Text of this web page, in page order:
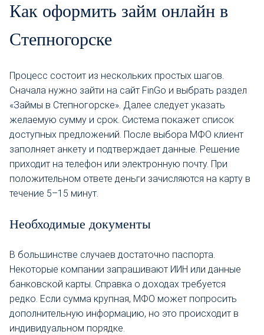
Как оформить займ онлайн в
Степногорске
Процесс состоит из нескольких простых шагов.
Сначала нужно зайти на сайт FinGo и выбрать раздел
«Займы в Степногорске». Далее следует указать
желаемую сумму и срок. Система покажет список
доступных предложений. После выбора МФО клиент
заполняет анкету и подтверждает данные. Решение
приходит на телефон или электронную почту. При
положительном ответе деньги зачисляются на карту в
течение 5–15 минут.
Необходимые документы
В большинстве случаев достаточно паспорта.
Некоторые компании запрашивают ИИН или данные
банковской карты. Справка о доходах требуется
редко. Если сумма крупная, МФО может попросить
дополнительную информацию, но это происходит в
индивидуальном порядке.